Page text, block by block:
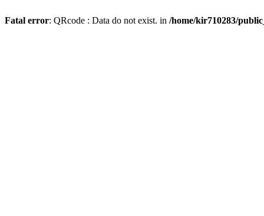
Fatal error: QRcode : Data do not exist. in /home/kir710283/